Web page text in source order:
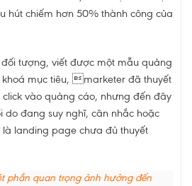
hút chiếm hơn 50% thành công của
tượng, viết được một mẫu quảng
mục tiêu, marketer đã thuyết
vào quảng cáo, nhưng đến đây
do đang suy nghĩ, cân nhắc hoặc
landing page chưa đủ thuyết
phần quan trọng ảnh hưởng đến